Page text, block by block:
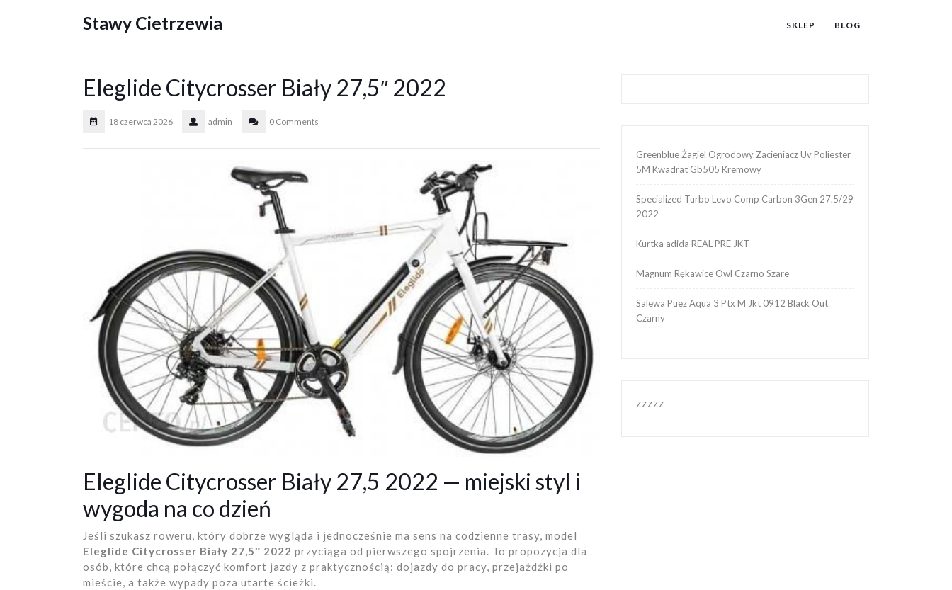
Stawy Cietrzewia SKLEP BLOG
Eleglide Citycrosser Biały 27,5″ 2022
18 czerwca 2026 admin 0 Comments
Eleglide Citycrosser Biały 27,5 2022 — miejski styl i
wygoda na co dzień
Jeśli szukasz roweru, który dobrze wygląda i jednocześnie ma sens na codzienne trasy, model
Eleglide Citycrosser Biały 27,5″ 2022 przyciąga od pierwszego spojrzenia. To propozycja dla
osób, które chcą połączyć komfort jazdy z praktycznością: dojazdy do pracy, przejażdżki po
mieście, a także wypady poza utarte ścieżki.
Greenblue Żagiel Ogrodowy Zacieniacz Uv Poliester
5M Kwadrat Gb505 Kremowy
Specialized Turbo Levo Comp Carbon 3Gen 27.5/29
2022
Kurtka adida REAL PRE JKT
Magnum Rękawice Owl Czarno Szare
Salewa Puez Aqua 3 Ptx M Jkt 0912 Black Out
Czarny
zzzzz